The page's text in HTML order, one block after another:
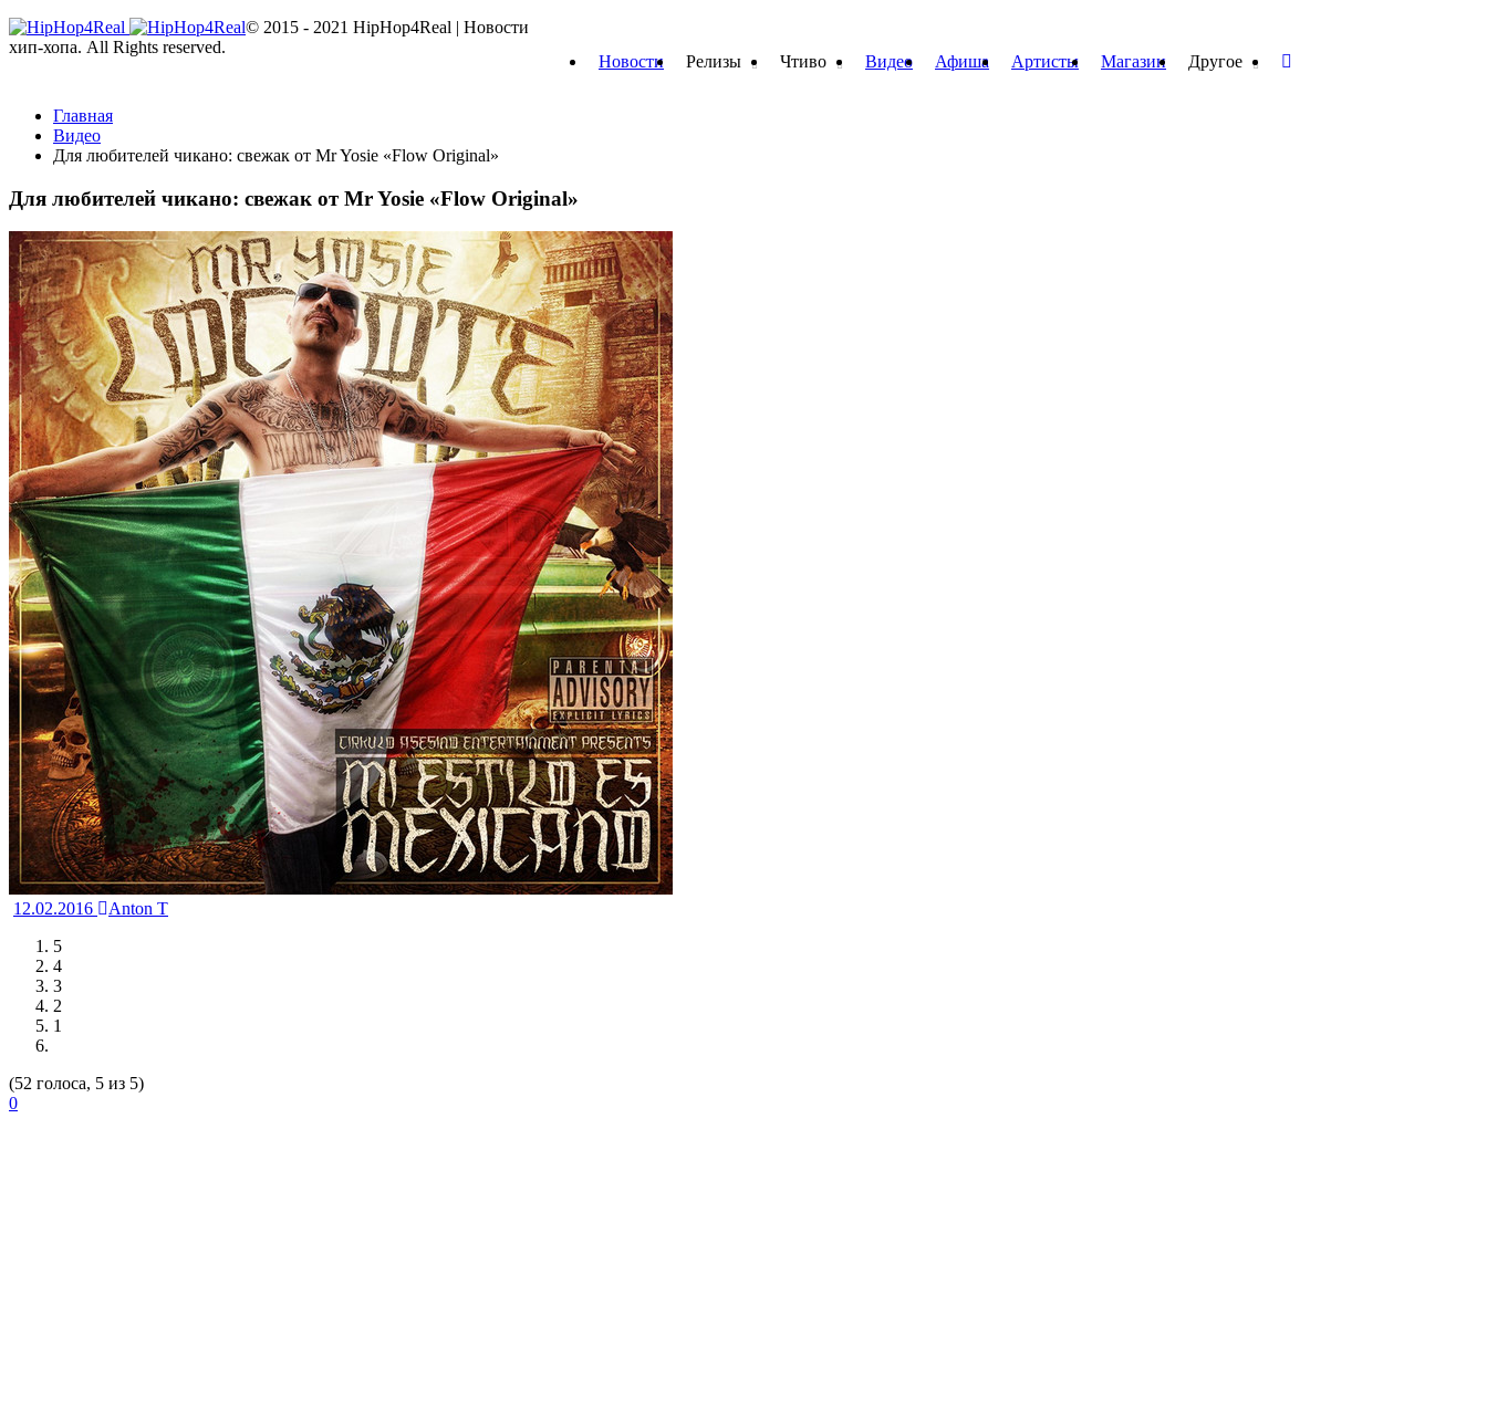
Новости Релизы Чтиво Видео Афиша Артисты Магазин Другое
Главная
Видео
Для любителей чикано: свежак от Mr Yosie «Flow Original»
Для любителей чикано: свежак от Mr Yosie «Flow Original»
12.02.2016
Anton T
5
4
3
2
1
(52 голоса, 5 из 5)
0
© 2015 - 2021 HipHop4Real | Новости
хип-хопа. All Rights reserved.